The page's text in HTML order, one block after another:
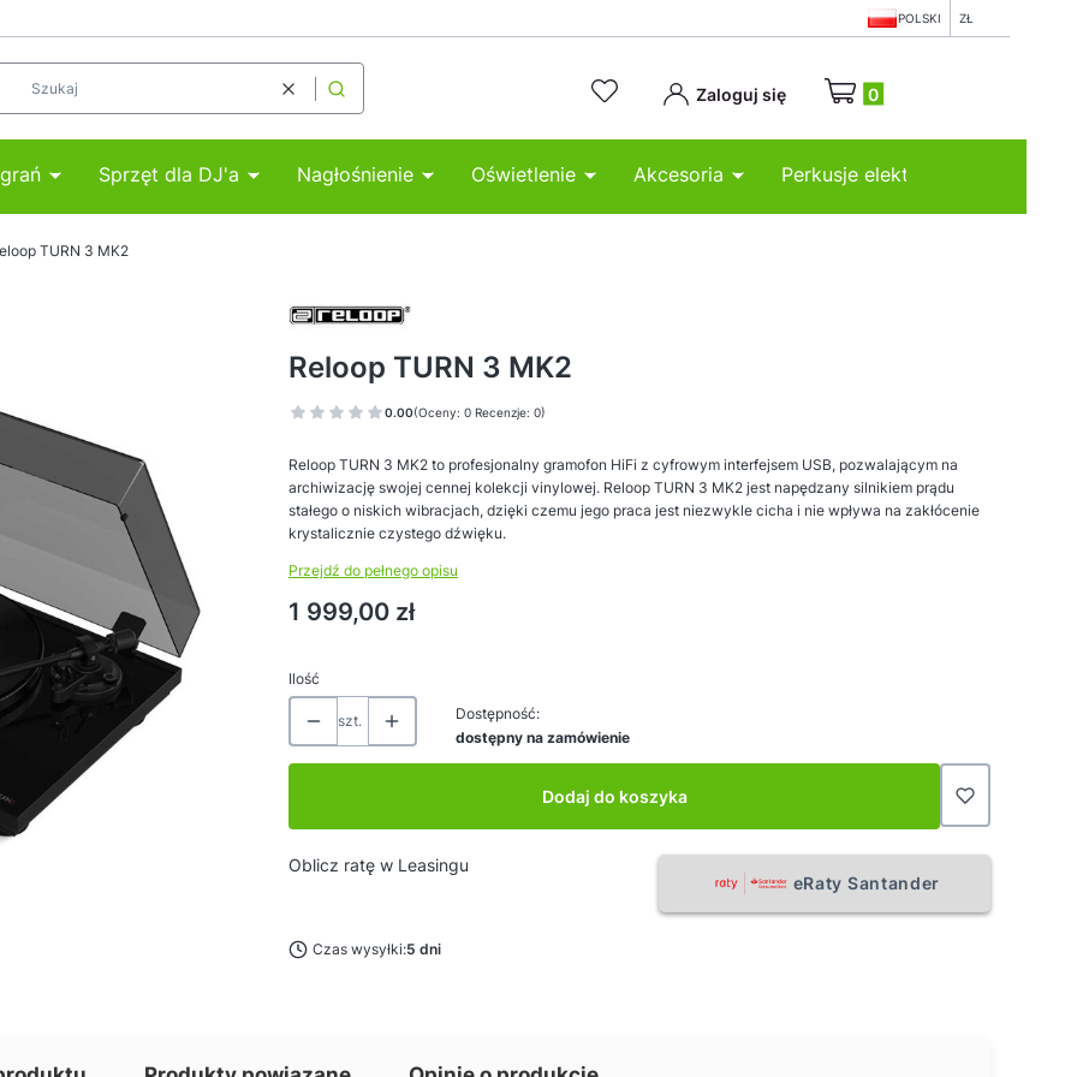
POLSKI ZŁ
WyczyśćSzukaj Zaloguj się Produkty w koszyku: 0. Zobacz
Sprzęt dla DJ'a Nagłośnienie Oświetlenie Akcesoria Perkusje elektroniczne
TURN 3 MK2
Reloop TURN 3 MK2
0.00(Oceny: 0 Recenzje: 0)
Reloop TURN 3 MK2 to profesjonalny gramofon HiFi z cyfrowym interfejsem USB, pozwalającym na
archiwizację swojej cennej kolekcji vinylowej. Reloop TURN 3 MK2 jest napędzany silnikiem prądu
stałego o niskich wibracjach, dzięki czemu jego praca jest niezwykle cicha i nie wpływa na zakłócenie
krystalicznie czystego dźwięku.
Przejdź do pełnego opisu
Cena
1 999,00 zł
Ilość
szt.
Dostępność:
dostępny na zamówienie
Dodaj do koszyka
Oblicz ratę w Leasingu
eRaty Santander
Czas wysyłki:5 dni